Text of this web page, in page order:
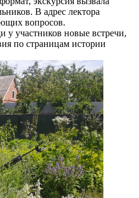
В адрес лектора
вопросов.
у участников новые встречи,
по страницам истории